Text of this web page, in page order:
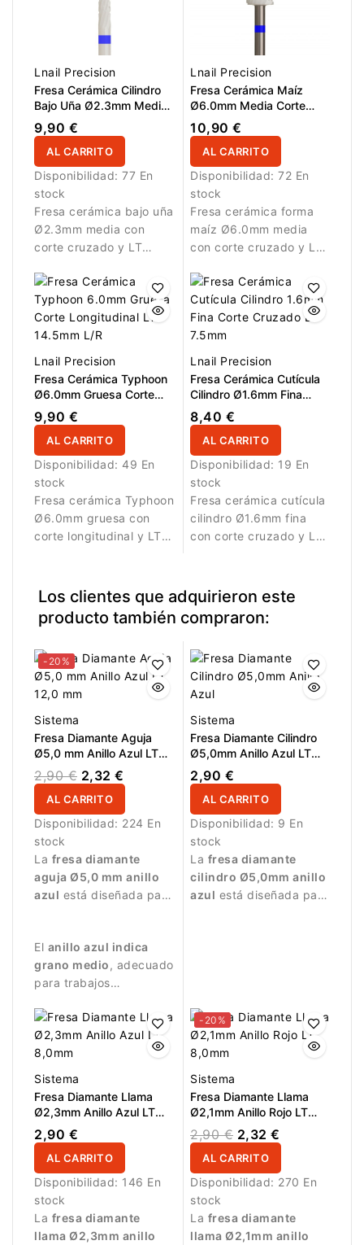
Lnail Precision
Fresa Cerámica Cilindro
Bajo Uña Ø2.3mm Media
Corte Cruzado LT
14.0mm
9,90 €
AL CARRITO
Disponibilidad: 77 En
stock
Fresa cerámica bajo uña
Ø2.3mm media con
corte cruzado y LT
controlada.
Lnail Precision
Fresa Cerámica Maíz
Ø6.0mm Media Corte
Cruzado LT 16.0mm L/R
10,90 €
AL CARRITO
Disponibilidad: 72 En
stock
Fresa cerámica forma
maíz Ø6.0mm media
con corte cruzado y LT
eliminación controlada
de material artificial.
Lnail Precision
Fresa Cerámica Typhoon
Ø6.0mm Gruesa Corte
Longitudinal LT 14.5mm
L/R
9,90 €
AL CARRITO
Disponibilidad: 49 En
stock
Fresa cerámica Typhoon
Ø6.0mm gruesa con
corte longitudinal y LT
material.
Lnail Precision
Fresa Cerámica Cutícula
Cilindro Ø1.6mm Fina
Corte Cruzado LT 7.5mm
8,40 €
AL CARRITO
Disponibilidad: 19 En
stock
Fresa cerámica cutícula
cilindro Ø1.6mm fina
con corte cruzado y LT
Los clientes que adquirieron este
producto también compraron:
-20%
Sistema
Fresa Diamante Aguja
Ø5,0 mm Anillo Azul LT
12,0 mm
2,90 € 2,32 €
AL CARRITO
Disponibilidad: 224 En
stock
La fresa diamante
aguja Ø5,0 mm anillo
azul está diseñada para
El anillo azul indica
grano medio, adecuado
para trabajos
controlados.
Sistema
Fresa Diamante Cilindro
Ø5,0mm Anillo Azul LT
9,0mm
2,90 €
AL CARRITO
Disponibilidad: 9 En
stock
La fresa diamante
cilindro Ø5,0mm anillo
azul está diseñada para
Sistema
Fresa Diamante Llama
Ø2,3mm Anillo Azul LT
8,0mm
2,90 €
AL CARRITO
Disponibilidad: 146 En
stock
La fresa diamante
llama Ø2,3mm anillo
-20%
Sistema
Fresa Diamante Llama
Ø2,1mm Anillo Rojo LT
8,0mm
2,90 € 2,32 €
AL CARRITO
Disponibilidad: 270 En
stock
La fresa diamante
llama Ø2,1mm anillo